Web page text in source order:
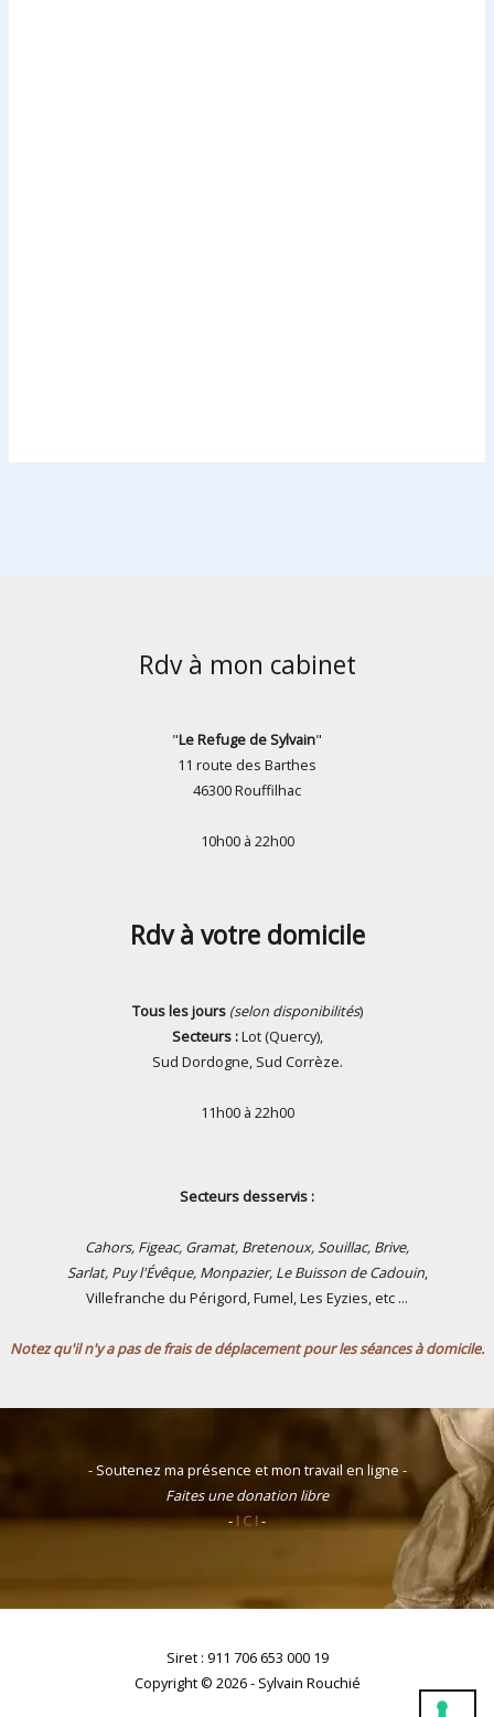
Rdv à mon cabinet
"Le Refuge de Sylvain"
11 route des Barthes
46300 Rouffilhac
10h00 à 22h00
Rdv à votre domicile
Tous les jours (selon disponibilités)
Secteurs :Lot (Quercy),
Sud Dordogne, Sud Corrèze.
11h00 à 22h00
Secteurs desservis :
Cahors, Figeac, Gramat, Bretenoux, Souillac, Brive,
Sarlat, Puy l'Évêque, Monpazier, Le Buisson de Cadouin,
Villefranche du Périgord, Fumel, Les Eyzies, etc ...
Notez qu'il n'y a pas de frais de déplacement pour les séances à domicile.
- Soutenez ma présence et mon travail en ligne -
Faites une donation libre
-I C I-
Siret : 911 706 653 000 19
Copyright © 2026 - Sylvain Rouchié